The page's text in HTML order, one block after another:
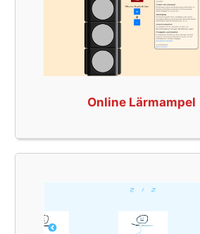
Online Lärmampel